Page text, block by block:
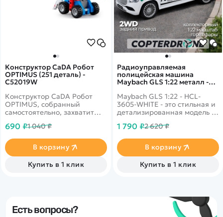
Конструктор CaDA Робот
OPTIMUS (251 деталь) -
C52019W
Конструктор CaDA Робот
OPTIMUS, собранный
самостоятельно, захватит
сборки. Получившийся
способен превратиться в
грузовик и превратит
обычную игру в интересный
сюжет из фильма.
690 ₽1 040 ₽
В корзину
Купить в 1 клик
Радиоуправляемая
полицейская машина
Maybach GLS 1:22 металл -
Maybach GLS 1:22 - HCL-
3605-WHITE - это стильная и
детализированная модель с
светодиодной подсветкой
парогенератором с
подсветкой.
Открывающиеся двери,
капот и багажник делают
1 790 ₽2 620 ₽
В корзину
Купить в 1 клик
Есть вопросы?